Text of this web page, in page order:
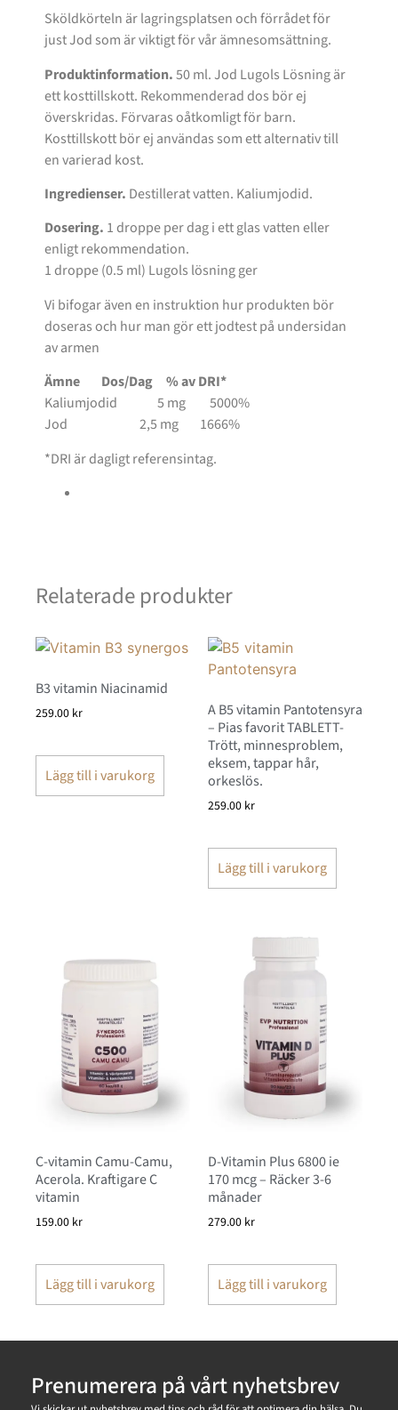
Sköldkörteln är lagringsplatsen och förrådet för
just Jod som är viktigt för vår ämnesomsättning.
Produktinformation.50 ml. Jod Lugols Lösning är
ett kosttillskott. Rekommenderad dos bör ej
överskridas. Förvaras oåtkomligt för barn.
Kosttillskott bör ej användas som ett alternativ till
en varierad kost.
Ingredienser. Destillerat vatten. Kaliumjodid.
Dosering. 1 droppe per dag i ett glas vatten eller
enligt rekommendation.
1 droppe (0.5 ml) Lugols lösning ger
Vi bifogar även en instruktion hur produkten bör
doseras och hur man gör ett jodtest på undersidan
av armen
Ämne Dos/Dag % av DRI*
Kaliumjodid 5 mg 5000%
Jod 2,5 mg 1666%
*DRI är dagligt referensintag.
Relaterade produkter
B3 vitamin Niacinamid
259.00 kr
Lägg till i varukorg
A B5 vitamin Pantotensyra
– Pias favorit TABLETT-
Trött, minnesproblem,
eksem, tappar hår,
orkeslös.
259.00 kr
Lägg till i varukorg
C-vitamin Camu-Camu,
Acerola. Kraftigare C
vitamin
159.00 kr
Lägg till i varukorg
D-Vitamin Plus 6800 ie
170 mcg – Räcker 3-6
månader
279.00 kr
Lägg till i varukorg
Prenumerera på vårt nyhetsbrev